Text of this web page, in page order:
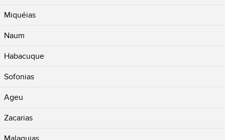
Miquéias
Naum
Habacuque
Sofonias
Ageu
Zacarias